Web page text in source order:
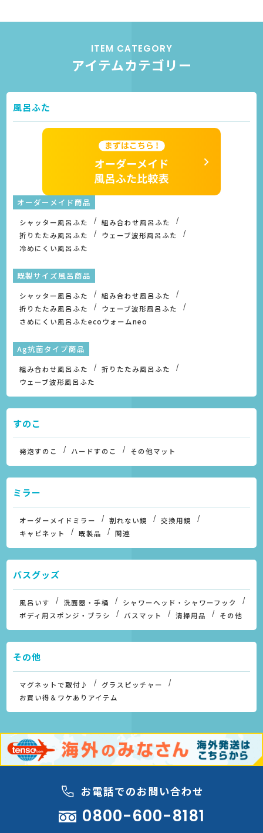
ITEM CATEGORY
アイテムカテゴリー
風呂ふた
オーダーメイド商品
シャッター風呂ふた
組み合わせ風呂ふた
折りたたみ風呂ふた
ウェーブ波形風呂ふた
冷めにくい風呂ふた
既製サイズ風呂商品
シャッター風呂ふた
組み合わせ風呂ふた
折りたたみ風呂ふた
ウェーブ波形風呂ふた
さめにくい風呂ふたecoウォームneo
Ag抗菌タイプ商品
組み合わせ風呂ふた
折りたたみ風呂ふた
ウェーブ波形風呂ふた
すのこ
発泡すのこ ハードすのこ その他マット
ミラー
オーダーメイドミラー 割れない鏡
交換用鏡
キャビネット
既製品 関連
バスグッズ
風呂いす 洗面器・手桶
シャワーヘッド・シャワーフック
ボディ用スポンジ・ブラシ
バスマット 清掃用品 その他
その他
マグネットで取付♪
グラスピッチャー
お買い得＆ワケありアイテム
お電話でのお問い合わせ
0800-600-8181